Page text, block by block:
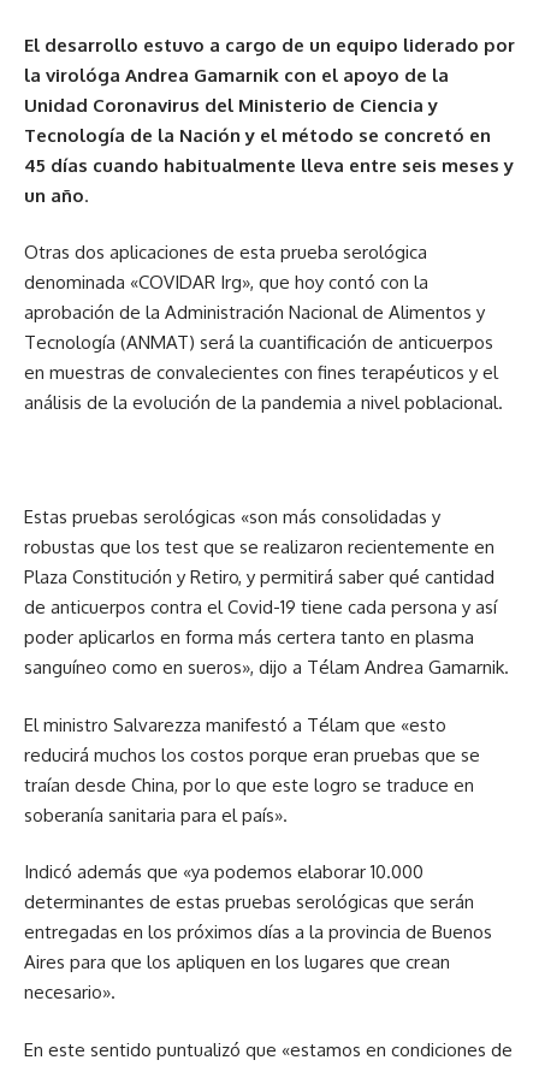
El desarrollo estuvo a cargo de un equipo liderado por
la virológa Andrea Gamarnik con el apoyo de la
Unidad Coronavirus del Ministerio de Ciencia y
Tecnología de la Nación y el método se concretó en
45 días cuando habitualmente lleva entre seis meses y
un año.
Otras dos aplicaciones de esta prueba serológica
denominada «COVIDAR Irg», que hoy contó con la
aprobación de la Administración Nacional de Alimentos y
Tecnología (ANMAT) será la cuantificación de anticuerpos
en muestras de convalecientes con fines terapéuticos y el
análisis de la evolución de la pandemia a nivel poblacional.
Estas pruebas serológicas «son más consolidadas y
robustas que los test que se realizaron recientemente en
Plaza Constitución y Retiro, y permitirá saber qué cantidad
de anticuerpos contra el Covid-19 tiene cada persona y así
poder aplicarlos en forma más certera tanto en plasma
sanguíneo como en sueros», dijo a Télam Andrea Gamarnik.
El ministro Salvarezza manifestó a Télam que «esto
reducirá muchos los costos porque eran pruebas que se
traían desde China, por lo que este logro se traduce en
soberanía sanitaria para el país».
Indicó además que «ya podemos elaborar 10.000
determinantes de estas pruebas serológicas que serán
entregadas en los próximos días a la provincia de Buenos
Aires para que los apliquen en los lugares que crean
necesario».
En este sentido puntualizó que «estamos en condiciones de